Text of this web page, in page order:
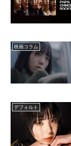
映画コラム
デフォルト